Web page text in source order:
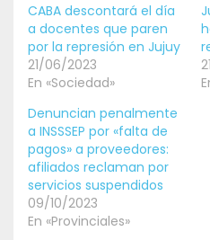
CABA descontará el día
a docentes que paren
por la represión en Jujuy
21/06/2023
En «Sociedad»
Denuncian penalmente
a INSSSEP por «falta de
pagos» a proveedores:
afiliados reclaman por
servicios suspendidos
09/10/2023
En «Provinciales»